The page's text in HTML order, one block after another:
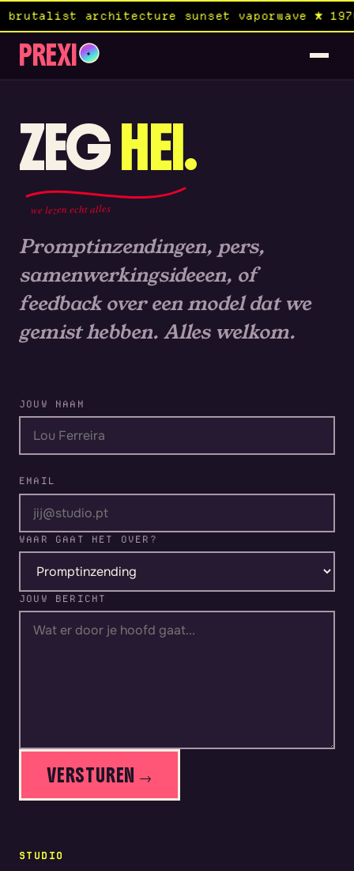
architecture sunset vaporwave ★
PREXI ✦
ZEGHEI.
we lezen echt alles
Promptinzendingen, pers,
samenwerkingsideeen, of
feedback over een model dat we
gemist hebben. Alles welkom.
JOUW NAAM
EMAIL
WAAR GAAT HET OVER?
JOUW BERICHT
VERSTUREN →
STUDIO